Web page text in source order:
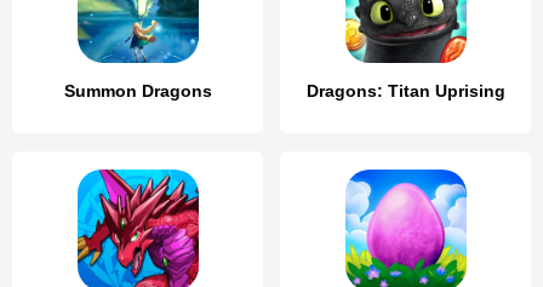
Summon Dragons Dragons: Titan Uprising